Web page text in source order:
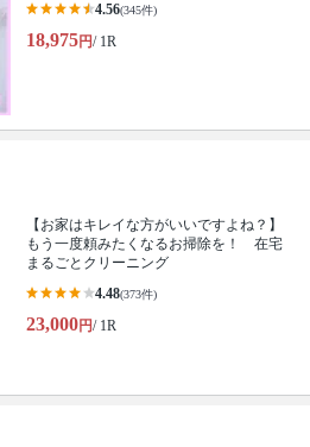
4.56(345件)
18,975円/ 1R
【お家はキレイな方がいいですよね？】
もう一度頼みたくなるお掃除を！ 在宅
まるごとクリーニング
4.48(373件)
23,000円/ 1R